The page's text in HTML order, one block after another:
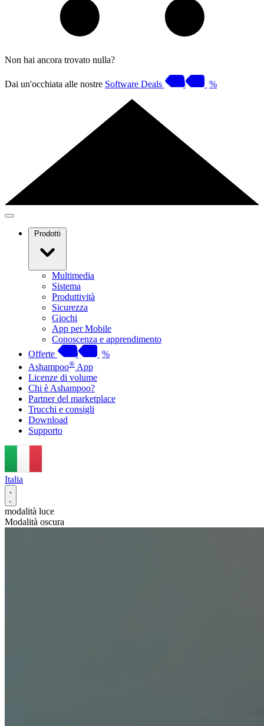
Non hai ancora trovato nulla?
Dai un'occhiata alle nostre Software Deals %
Prodotti
Multimedia
Sistema
Produttività
Sicurezza
Giochi
App per Mobile
Conoscenza e apprendimento
Offerte
%
Ashampoo® App
Licenze di volume
Chi è Ashampoo?
Partner del marketplace
Trucchi e consigli
Download
Supporto
Italia
modalità luce
Modalità oscura